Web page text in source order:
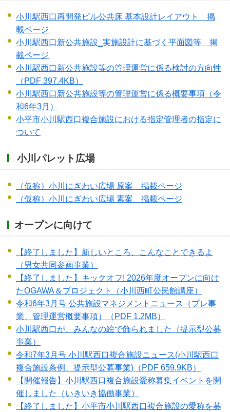
小川駅西口再開発ビル公共床 基本設計レイアウト 掲
載ページ
小川駅西口新公共施設_実施設計に基づく平面図等 掲
載ページ
小川駅西口新公共施設等の管理運営に係る検討の方向性
（PDF 397.4KB）
小川駅西口新公共施設等の管理運営に係る概要事項（令
和6年3月）
小平市小川駅西口複合施設における指定管理者の指定に
ついて
小川パレット広場
（仮称）小川にぎわい広場 原案 掲載ページ
（仮称）小川にぎわい広場 素案 掲載ページ
オープンに向けて
【終了しました】新しいところ、こんなことできるよ
（男女共同参画事業）
【終了しました】キックオフ! 2026年度オープンに向け
たOGAWA＆プロジェクト（小川西町公民館講座）
令和6年3月号 公共施設マネジメントニュース（プレ事
業、管理運営概要事項）
（PDF 1.2MB）
小川駅西口が、みんなの絵で飾られました（提示型公募
事業）
令和7年3月号 小川駅西口複合施設ニュース(小川駅西口
複合施設条例、提示型公募事業) （PDF 659.9KB）
【開催報告】小川駅西口複合施設愛称募集イベントを開
催しました（いきいき協働事業）
【終了しました】小平市小川駅西口複合施設の愛称を募